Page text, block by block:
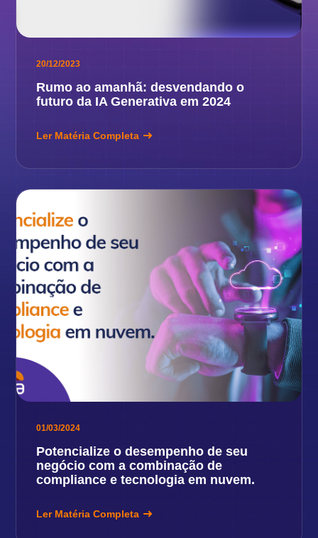
20/12/2023
Rumo ao amanhã: desvendando o
futuro da IA Generativa em 2024
Ler Matéria Completa
01/03/2024
Potencialize o desempenho de seu
negócio com a combinação de
compliance e tecnologia em nuvem.
Ler Matéria Completa